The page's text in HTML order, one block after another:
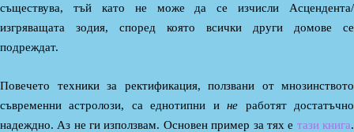
съществува, тъй като не може да се изчисли Асцендента/
изгряващата зодия, според която всички други домове се
подреждат.
Повечето техники за ректификация, ползвани от мнозинството
съвременни астролози, са еднотипни ине работят достатъчно
надеждно. Аз не ги използвам. Основен пример за тях е тази книга.